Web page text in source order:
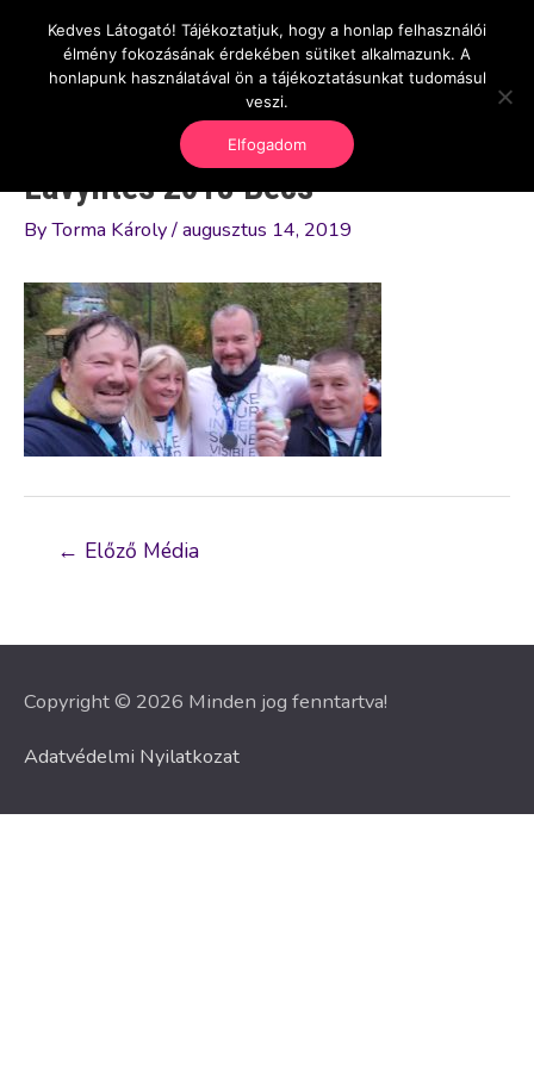
content
OnlineSeedsMan
Üzlet és szabadság
Main
Lavylites 2018 Bécs
ByTorma Károly/augusztus 14, 2019
Bejegyzés
← Előző Média
Copyright © 2026 Minden jog fenntartva!
Adatvédelmi Nyilatkozat
Kedves Látogató! Tájékoztatjuk, hogy a honlap felhasználói
élmény fokozásának érdekében sütiket alkalmazunk. A
honlapunk használatával ön a tájékoztatásunkat tudomásul
veszi.
Elfogadom